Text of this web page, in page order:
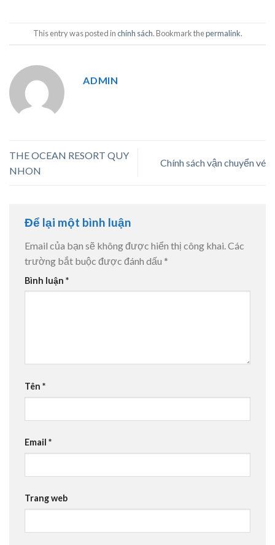
This entry was posted inchính sách. Bookmark thepermalink.
ADMIN
THE OCEAN RESORT QUY
NHON
Chính sách vận chuyển vé
Để lại một bình luận
Email của bạn sẽ không được hiển thị công khai. Các
trường bắt buộc được đánh dấu *
Bình luận *
Tên *
Email *
Trang web